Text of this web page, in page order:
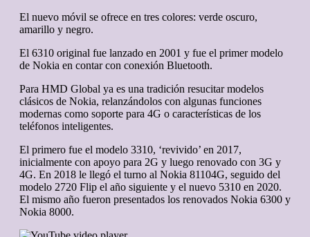
El nuevo móvil se ofrece en tres colores: verde oscuro,
amarillo y negro.
El 6310 original fue lanzado en 2001 y fue el primer modelo
de Nokia en contar con conexión Bluetooth.
Para HMD Global ya es una tradición resucitar modelos
clásicos de Nokia, relanzándolos con algunas funciones
modernas como soporte para 4G o características de los
teléfonos inteligentes.
El primero fue el modelo 3310, ‘revivido’ en 2017,
inicialmente con apoyo para 2G y luego renovado con 3G y
4G. En 2018 le llegó el turno al Nokia 81104G, seguido del
modelo 2720 Flip el año siguiente y el nuevo 5310 en 2020.
El mismo año fueron presentados los renovados Nokia 6300 y
Nokia 8000.